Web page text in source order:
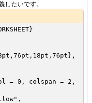
したいです。
= 0, colspan = 2,